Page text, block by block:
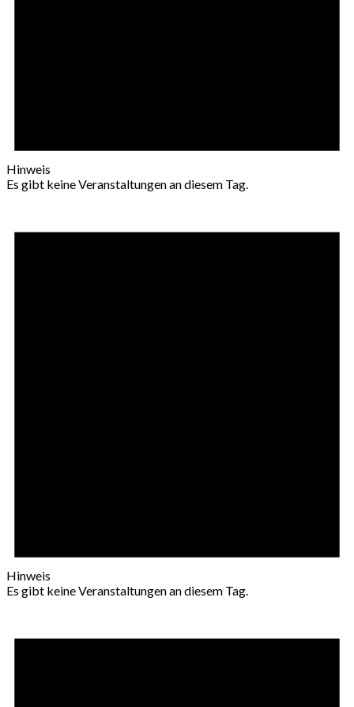
Hinweis
Es gibt keine Veranstaltungen an diesem Tag.
Hinweis
Es gibt keine Veranstaltungen an diesem Tag.